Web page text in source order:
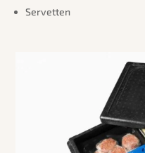
Servetten